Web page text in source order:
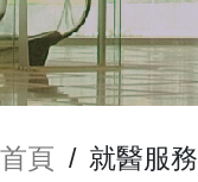
首頁 / 就醫服務